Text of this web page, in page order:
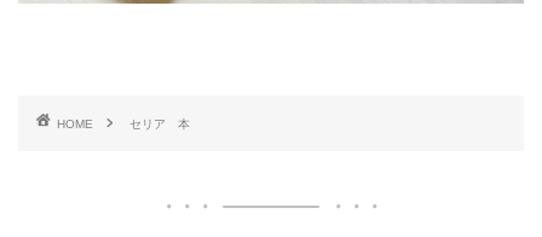
HOME セリア 本